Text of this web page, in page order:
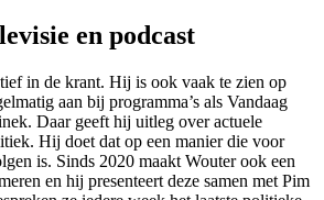
en podcast
in de krant. Hij is ook vaak te zien op
aan bij programma’s als Vandaag
Daar geeft hij uitleg over actuele
Hij doet dat op een manier die voor
is. Sinds 2020 maakt Wouter ook een
en hij presenteert deze samen met Pim